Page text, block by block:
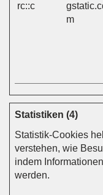
rc::c
m
Statistiken (4)
Statistik-Cookies
verstehen, wie
indem
werden.